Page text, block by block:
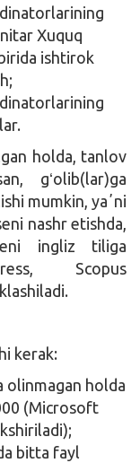
Xuquq
ishtirok
holda, tanlov
gʻolib(lar)ga
mumkin, yaʼni
nashr etishda,
ingliz tiliga
Scopus
kerak:
olinmagan holda
(Microsoft
bitta fayl